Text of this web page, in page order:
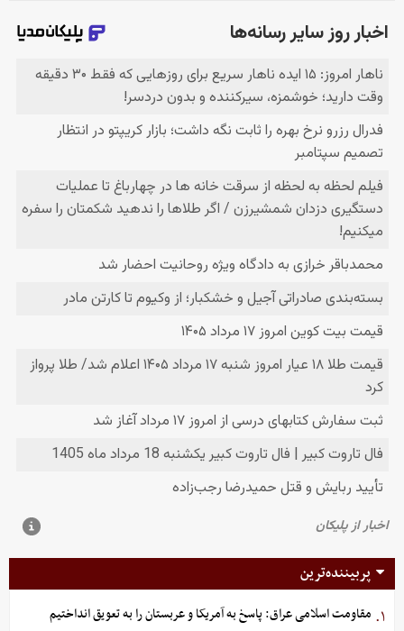
پربیننده‌ترین
۱. مقاومت اسلامی عراق: پاسخ به آمریکا و عربستان را به تعویق انداختیم